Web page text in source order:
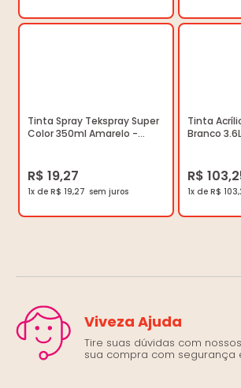
Tinta Spray Tekspray Super
Color 350ml Amarelo -
R$ 19,27
1x de R$ 19,27
Tinta
Branco
R$
1x de R$
Viveza Ajuda
Tire suas dúvidas com
sua compra com segurança